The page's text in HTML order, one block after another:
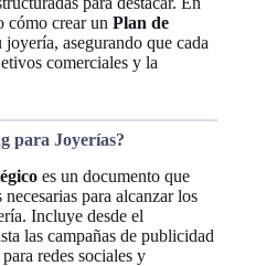
cómo crear un Plan de
joyería, asegurando que cada
comerciales y la
para Joyerías?
es un documento que
para alcanzar los
Incluye desde el
las campañas de publicidad
redes sociales y